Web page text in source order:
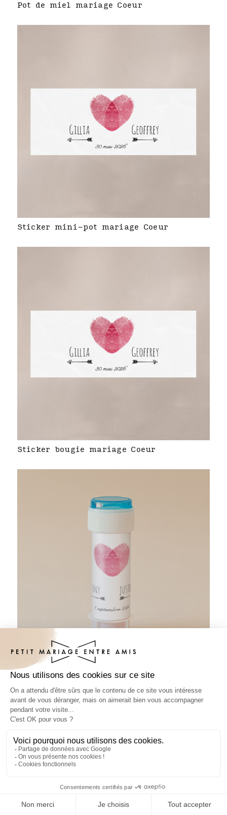
Pot de miel mariage Coeur
Sticker mini-pot mariage Coeur
Sticker bougie mariage Coeur
Tube à bulles mariage Coeur